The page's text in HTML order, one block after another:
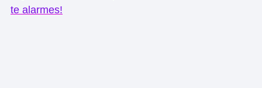
te alarmes!